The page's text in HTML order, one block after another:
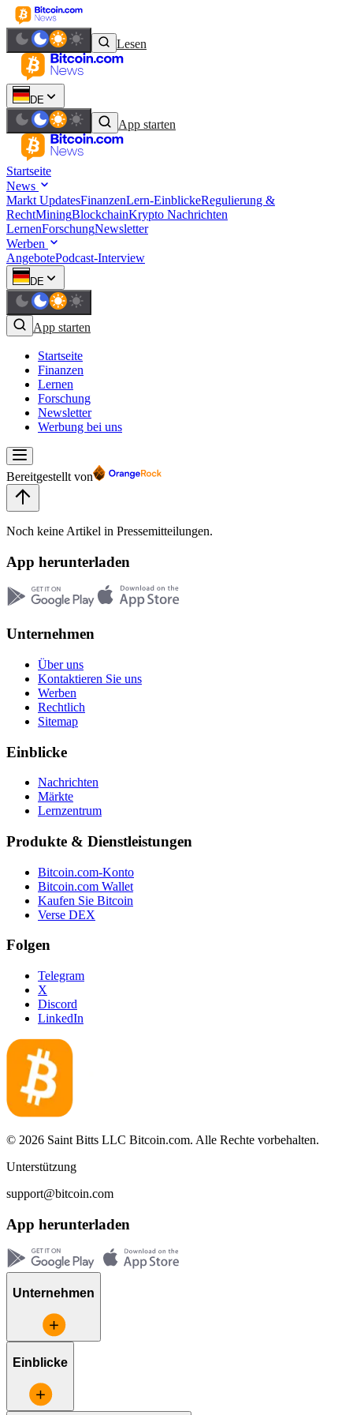
Lesen
DE
App starten
Startseite
News
Markt UpdatesFinanzenLern-EinblickeRegulierung &
RechtMiningBlockchainKrypto Nachrichten
LernenForschungNewsletter
Werben
AngebotePodcast-Interview
DE
App starten
Startseite
Finanzen
Lernen
Forschung
Newsletter
Werbung bei uns
Bereitgestellt von
Noch keine Artikel in Pressemitteilungen.
App herunterladen
Unternehmen
Über uns
Kontaktieren Sie uns
Werben
Rechtlich
Sitemap
Einblicke
Nachrichten
Märkte
Lernzentrum
Produkte & Dienstleistungen
Bitcoin.com-Konto
Bitcoin.com Wallet
Kaufen Sie Bitcoin
Verse DEX
Folgen
Telegram
X
Discord
LinkedIn
© 2026 Saint Bitts LLC Bitcoin.com. Alle Rechte vorbehalten.
Unterstützung
support@bitcoin.com
App herunterladen
Unternehmen
Einblicke